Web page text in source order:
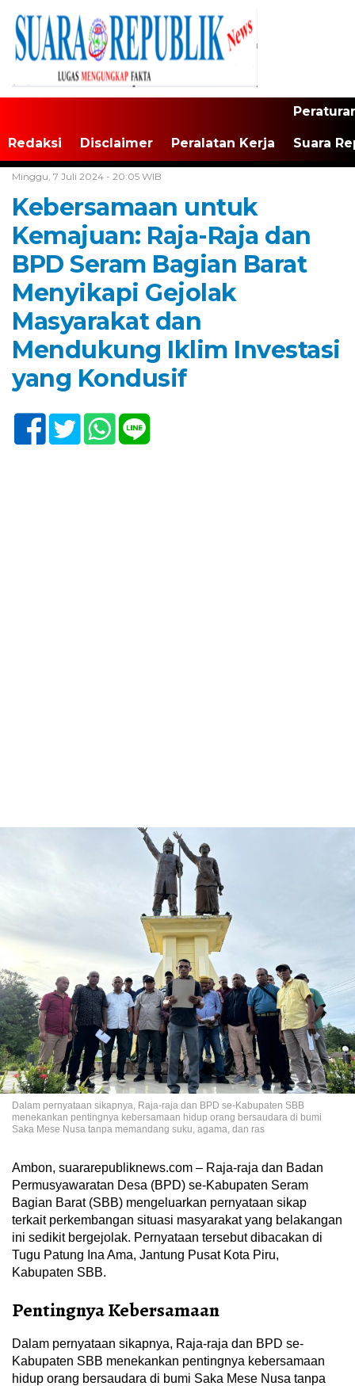
Redaksi Disclaimer Peralatan Kerja Suara
Minggu, 7 Juli 2024 - 20:05 WIB
Kebersamaan untuk
Kemajuan: Raja-Raja dan
BPD Seram Bagian Barat
Menyikapi Gejolak
Masyarakat dan
Mendukung Iklim Investasi
yang Kondusif
Dalam pernyataan sikapnya, Raja-raja dan BPD se-Kabupaten SBB
menekankan pentingnya kebersamaan hidup orang bersaudara di bumi
Saka Mese Nusa tanpa memandang suku, agama, dan ras
Ambon, suararepubliknews.com – Raja-raja dan Badan
Permusyawaratan Desa (BPD) se-Kabupaten Seram
Bagian Barat (SBB) mengeluarkan pernyataan sikap
terkait perkembangan situasi masyarakat yang belakangan
ini sedikit bergejolak. Pernyataan tersebut dibacakan di
Tugu Patung Ina Ama, Jantung Pusat Kota Piru,
Kabupaten SBB.
Pentingnya Kebersamaan
Dalam pernyataan sikapnya, Raja-raja dan BPD se-
Kabupaten SBB menekankan pentingnya kebersamaan
hidup orang bersaudara di bumi Saka Mese Nusa tanpa